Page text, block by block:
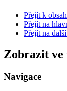
Přejít k
Přejít na
Přejít na
Zobrazit ve
Navigace